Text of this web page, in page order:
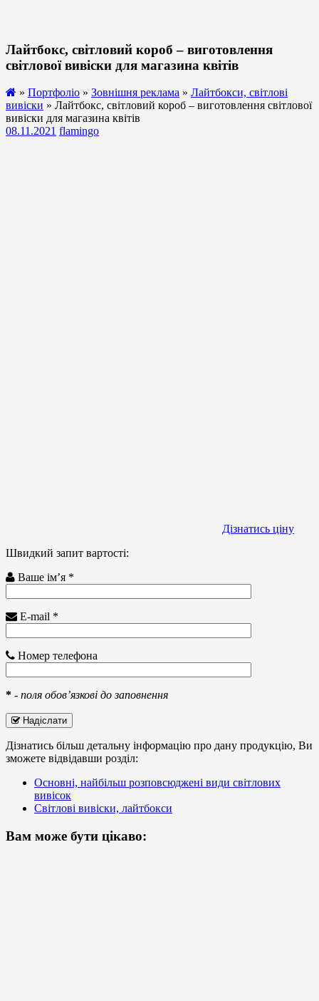
Лайтбокс, світловий короб – виготовлення
світлової вивіски для магазина квітів
» Портфоліо » Зовнішня реклама » Лайтбокси, світлові
вивіски » Лайтбокс, світловий короб – виготовлення світлової
вивіски для магазина квітів
08.11.2021 flamingo
Дізнатись ціну
Швидкий запит вартості:
Ваше ім’я *
E-mail *
Номер телефона
* - поля обов’язкові до заповнення
Надіслати
Дізнатись більш детальну інформацію про дану продукцію, Ви
зможете відвідавши розділ:
Основні, найбільш розповсюджені види світлових
вивісок
Світлові вивіски, лайтбокси
Вам може бути цікаво: